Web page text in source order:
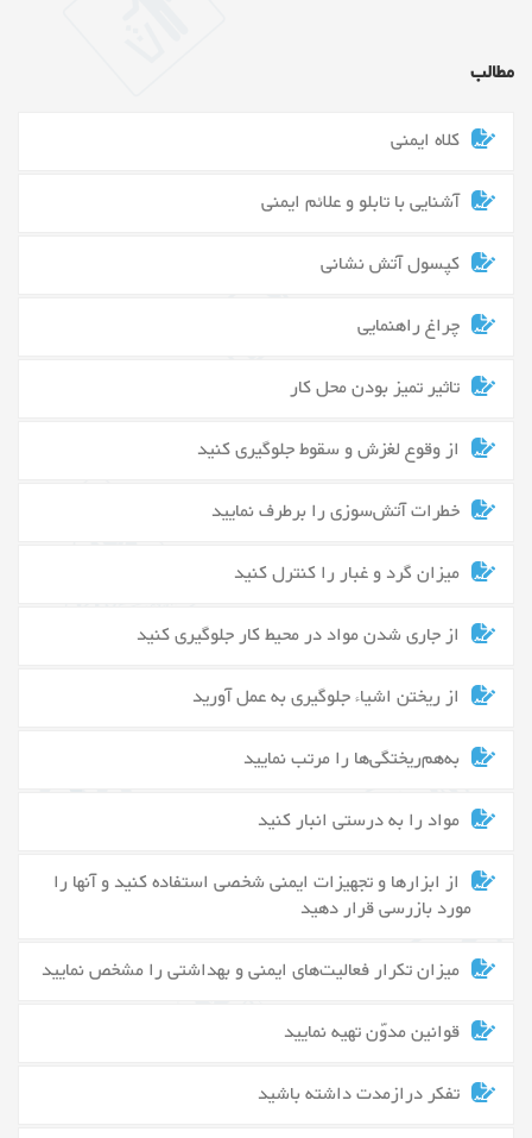
مطالب
کلاه ایمنی
آشنایی با تابلو و علائم ایمنی
کپسول آتش نشانی
چراغ راهنمایی
تاثیر تمیز بودن محل کار
از وقوع لغزش و سقوط جلوگیری کنید
خطرات آتش‌سوزی را برطرف نمایید
میزان گرد و غبار را کنترل کنید
از جاری شدن مواد در محیط کار جلوگیری کنید
از ریختن اشیاء جلوگیری به عمل آورید
به‌هم‌ریختگی‌ها را مرتب نمایید
مواد را به درستی انبار کنید
از ابزارها و تجهیزات ایمنی شخصی استفاده کنید و آنها را
مورد بازرسی قرار دهید
میزان تکرار فعالیت‌های ایمنی و بهداشتی را مشخص نمایید
قوانین مدوّن تهیه نمایید
تفکر درازمدت داشته باشید